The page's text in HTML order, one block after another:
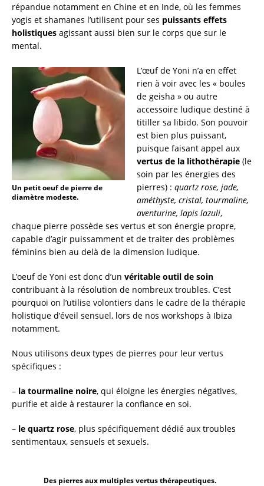
répandue notamment en Chine et en Inde, où les femmes
yogis et shamanes l’utilisent pour ses puissants effets
holistiques agissant aussi bien sur le corps que sur le
mental.
Un petit oeuf de pierre de
diamètre modeste.
L’œuf de Yoni n’a en effet
rien à voir avec les « boules
de geisha » ou autre
accessoire ludique destiné à
titiller sa libido. Son pouvoir
est bien plus puissant,
puisque faisant appel aux
vertus de la lithothérapie (le
soin par les énergies des
pierres) : quartz rose, jade,
améthyste, cristal, tourmaline,
aventurine, lapis lazuli,
chaque pierre possède ses vertus et son énergie propre,
capable d’agir puissamment et de traiter des problèmes
féminins bien au delà de la dimension ludique.
L’oeuf de Yoni est donc d’un véritable outil de soin
contribuant à la résolution de nombreux troubles. C’est
pourquoi on l’utilise volontiers dans le cadre de la thérapie
holistique d’éveil sensuel, lors de nos workshops à Ibiza
notamment.
Nous utilisons deux types de pierres pour leur vertus
spécifiques :
– la tourmaline noire, qui éloigne les énergies négatives,
purifie et aide à restaurer la confiance en soi.
– le quartz rose, plus spécifiquement dédié aux troubles
sentimentaux, sensuels et sexuels.
Des pierres aux multiples vertus thérapeutiques.